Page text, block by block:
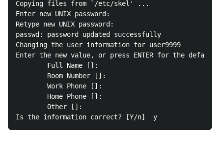
Copying files from `/etc/skel' ...
Enter new UNIX password:
Retype new UNIX password:
passwd: password updated successfully
Changing the user information for user9999
Enter the new value, or press ENTER for the default
        Full Name []:
        Room Number []:
        Work Phone []:
        Home Phone []:
        Other []: